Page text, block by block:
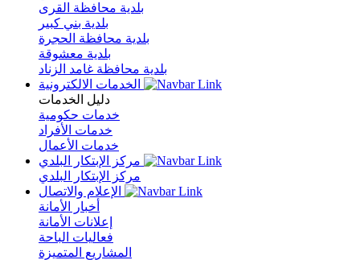
بلدية محافظة القرى
بلدية بني كبير
بلدية محافظة الحجرة
بلدية معشوقة
بلدية محافظة غامد الزناد
دليل الخدمات
خدمات حكومية
خدمات الأفراد
خدمات الأعمال
مركز الإبتكار البلدي
أخبار الأمانة
إعلانات الأمانة
فعاليات الباحة
المشاريع المتميزة